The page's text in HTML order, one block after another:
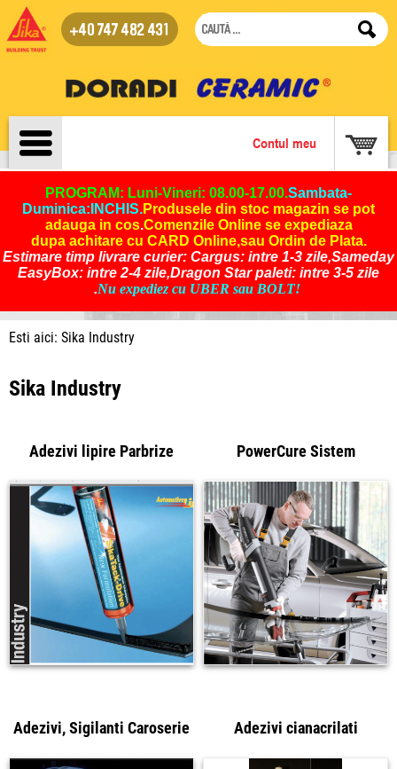
+40 747 482 431
Contul meu
PROGRAM: Luni-Vineri: 08.00-17.00.Sambata-
Duminica:INCHIS.Produsele din stoc magazin se pot
adauga in cos.Comenzile Online se expediaza
dupa achitare cu CARD Online,sau Ordin de Plata.
Estimare timp livrare curier: Cargus: intre 1-3 zile,Sameday
EasyBox: intre 2-4 zile,Dragon Star paleti: intre 3-5 zile
.Nu expediez cu UBER sau BOLT!
Esti aici: Sika Industry
Sika Industry
Adezivi lipire Parbrize PowerCure Sistem
Adezivi, Sigilanti Caroserie Adezivi cianacrilati